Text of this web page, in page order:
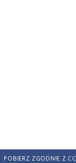
POBIERZ ZGODNIE Z